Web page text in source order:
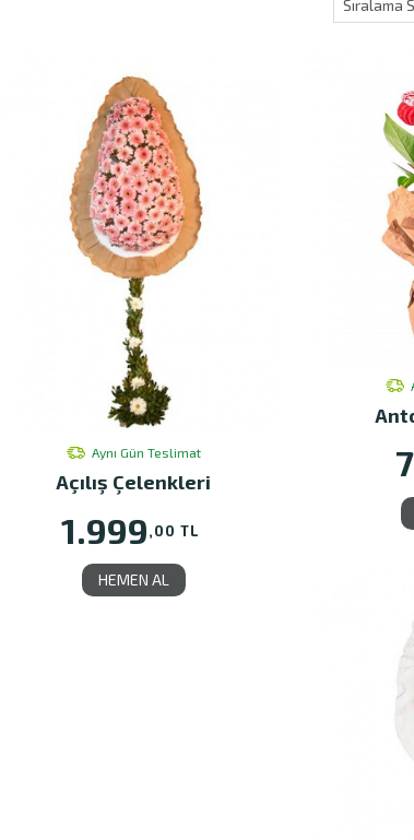
Aynı Gün Teslimat
Açılış Çelenkleri
1.999,00 TL
HEMEN AL